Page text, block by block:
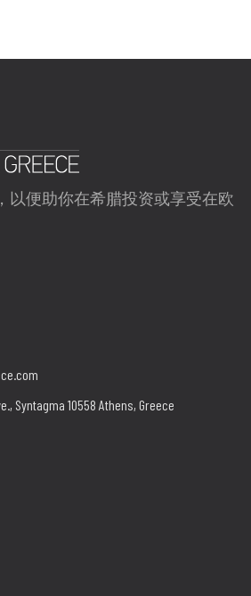
以便助你在希腊投资或享受在欧
Syntagma 10558 Athens, Greece